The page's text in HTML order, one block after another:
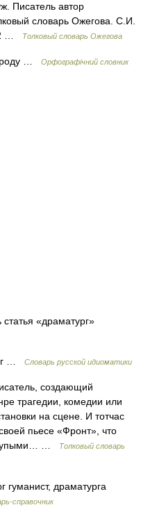
Писатель автор
словарь Ожегова. С.И.
…
Толковый словарь Ожегова
роду …
Орфографічний словник
«драматург»
… Словарь русской идиоматики
создающий
трагедии, комедии или
на сцене. И тотчас
пьесе «Фронт», что
…
Толковый словарь
гуманист, драматурга
справочник